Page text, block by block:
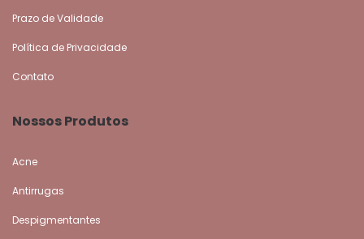
Prazo de Validade
Política de Privacidade
Contato
Nossos Produtos
Acne
Antirrugas
Despigmentantes